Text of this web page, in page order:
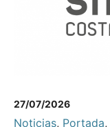
27/07/2026
Noticias, Portada,